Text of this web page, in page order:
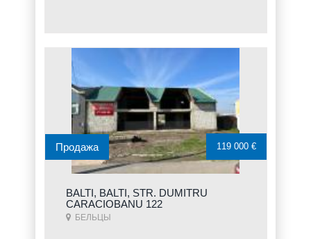
BALTI, BALTI, STR. DUMITRU
CARACIOBANU 122
БЕЛЬЦЫ
Продажа 119 000 €